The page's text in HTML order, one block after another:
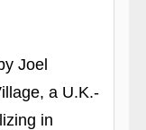
Joel
a U.K.-
in